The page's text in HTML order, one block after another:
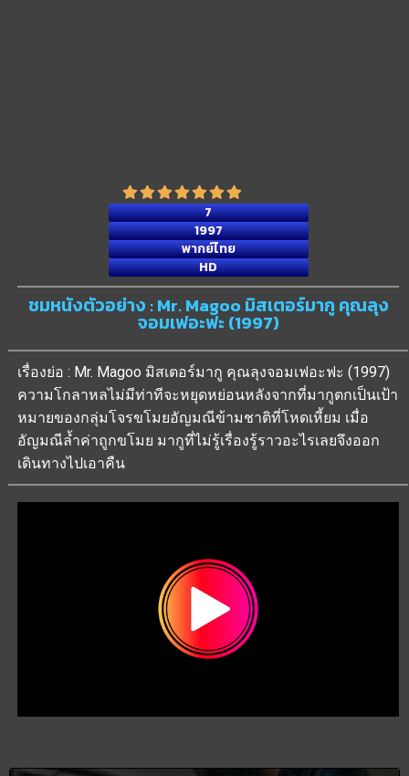
7
1997
พากย์ไทย
HD
ชมหนังตัวอย่าง : Mr. Magoo มิสเตอร์มากู คุณลุง
จอมเฟอะฟะ (1997)
เรื่องย่อ : Mr. Magoo มิสเตอร์มากู คุณลุงจอมเฟอะฟะ (1997)
ความโกลาหลไม่มีท่าทีจะหยุดหย่อนหลังจากที่มากูตกเป็นเป้า
หมายของกลุ่มโจรขโมยอัญมณีข้ามชาติที่โหดเหี้ยม เมื่อ
อัญมณีล้ำค่าถูกขโมย มากูที่ไม่รู้เรื่องรู้ราวอะไรเลยจึงออก
เดินทางไปเอาคืน